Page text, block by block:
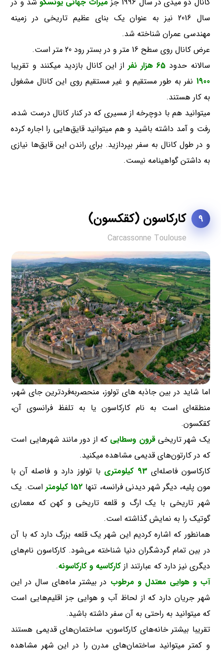
سال 2016 نیز به عنوان یک بنای عظیم تاریخی در زمینه
مهندسی عمران شناخته شد.
عرض کانال روی سطح 16 متر و در بستر رود 20 متر است.
سالانه حدود 65 هزار نفر
از این کانال بازدید میکنند و تقریبا
1900 نفر به طور مستقیم و غیر مستقیم روی این کانال مشغول
به کار هستند.
میتوانید هم با دوچرخه از مسیری که در کنار کانال درست شده،
رفت و آمد داشته باشید و هم میتوانید قایق‌هایی را اجاره کرده
و در طول کانال به سفر بپردازید. برای راندن این قایق‌ها نیازی
به داشتن گواهینامه نیست.
9 کارکاسون (کقکسون)
Carcassonne Toulouse
اما شاید در بین جاذبه های تولوز، منحصر‌به‌فرد‌ترین جای شهر،
منطقه‌ای است به نام کارکاسون یا به تلفظ فرانسوی آن،
کقکسون.
یک شهر تاریخیقرون وسطایی که از دور مانند شهرهایی است
که در کارتون‌های قدیمی مشاهده میکنید.
کارکاسون فاصله‌ای 93 کیلومتری
با تولوز دارد و فاصله آن با
مون پلیه، دیگر شهر دیدنی فرانسه، تنها 152 کیلومتر
است. یک
شهر تاریخی با یک ارگ و قلعه تاریخی و کهن که معماری
گوتیک را به نمایش گذاشته است.
همانطور که اشاره کردیم این شهر یک قلعه بزرگ دارد که با آن
در بین تمام گردشگران دنیا شناخته می‌شود. کارکاسون نام‌های
دیگری نیز دارد که عبارتند ازکارکاسیه و کارکاسونه.
آب و هوایی معتدل و مرطوب در بیشتر ماه‌های سال در این
شهر جریان دارد که از لحاظ آب و هوایی جز اقلیم‌هایی است
که میتوانید به راحتی به آن سفر داشته باشید.
تقریبا بیشتر خانه‌های کارکاسون، ساختمان‌های قدیمی هستند
و کمتر میتوانید ساختمان‌های مدرن را در این شهر مشاهده